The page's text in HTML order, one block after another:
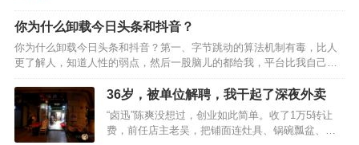
越生活迷雾的底气。01闭嘴古希腊哲学家苏格拉底
曾被问及，为何总是聆听多于言说。他的回答蕴含
是要我们多听少说。”他更是告诫门生，说话前先想
三件事：是…
单，你才能够宁缺毋滥。生活里，人们有千万种性
格，圈子更有多样的颜色。而我们，却总是因为两
者没有交集而恐惧焦虑。然后，不管适不适合自
己，都试图从中寻找理解和认同。可现实往往是：
越是靠近，越觉得空虚；越是依赖，越找不到方
向。而当我们决定变得独立而勇敢，才是活出自我
的真正开始。当你越来越独立，越来越不合群01少
了迎合,多了自由最近，《她的双重奏》节目，采访
你为什么卸载今日头条和抖音？
你为什么卸载今日头条和抖音？第一、字节跳动的算法机制有毒，比人
更了解人，知道人性的弱点，然后一股脑儿的都给我，平台比我自己清
楚我“自己”我每当看完小姐姐的跳舞，会有千万个小姐姐动次打次。第
二、今日头条居然比百度搜索和微信搜索更好用，不懂的问题不问度
娘，得问头条君，即便是垂直领域的内容，知乎都是水答案。情怀虽
好，可不要贪杯，内容不醉人人自醉。第三、抖音是所有短视频平台最
好看的，因为“奶头乐理论”，我们看到的热门，话题、直播间、甚至是带
36岁，被单位解聘，我干起了深夜外卖
“卤迅”陈爽没想过，创业如此简单。收了1万5转让
费，前任店主老吴，把铺面连灶具、锅碗瓢盆、冰